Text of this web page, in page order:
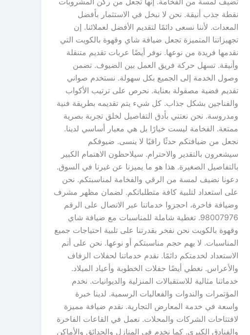
نقطة جذب أنيقة. نحن لا نبخل في الاستثمار بأفضل
المعدات. لأننا نسعى دائمًا لتقديم الأفضل لعملائنا. إن
تجهيزاتنا المتميزة تجعل ضيافة شاي وقهوة بالكويت التي
نقدمها فريدة من نوعها. نوفر أيضًا عربات تقديم متنقلة
وأنيقة. تسهل حركة فريق العمل بين الضيوف. تضمن
وصول الخدمة إلى الجميع بكل سهولة. نستخدم صواني
تقديم فضية مصقولة بعناية. نحرص على ترتيب الأكواب
والفناجين بشكل جذاب. كل شيء يتم تقديمه بطريقة فنية
ومدروسة. نحن نعتني بأدق التفاصيل لخلق تجربة بصرية
ممتعة. الفخامة ليست خيارًا بل هي معيار أساسي لدينا.
نجعل من ضيافتكم حدثًا راقيًا لا ينسى. ضيوفكم
سيشعرون بالتقدير والاحترام. سيلاحظون الاهتمام الكبير
بالتفاصيل الصغيرة. هذا هو ما يميزنا عن غيرنا في السوق.
دعونا نضيف لمسة من الرقي والفخامة لمناسبتكم. نحن
على استعداد لتلبية كافة متطلباتكم. لضمان مظهر مشرف
وضيافة فاخرة، احجزوا خدماتنا عبر الاتصال على الرقم
98007976. تغطية شاملة للمناسبات مع ضيافة شاي
وقهوة بالكويت نحن نفخر بقدرتنا على تلبية احتياجات جميع
المناسبات. لا يهم حجم مناسبتكم أو نوعها. نحن على أتم
الاستعداد لخدمتكم دائمًا. نقدم خدماتنا لحفلات الزفاف
والأعراس. نغطي أيضًا حفلات الخطوبة وأعياد الميلاد.
خدماتنا مثالية للاستقبالات المنزلية والديوانيات. نخدم
المؤتمرات والندوات والفعاليات الرسمية. لدينا خبرة
واسعة في خدمة المعارض التجارية. نقدم ضيافة مميزة
لافتتاحات الشركات والمحلات. نعمل في القاعات الفاخرة
والفنادق الكبرى. كما نخدم في المنازل والحدائق والأماكن